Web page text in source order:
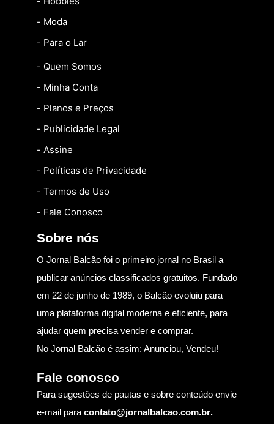
- Moda
- Para o Lar
- Quem Somos
- Minha Conta
- Planos e Preços
- Publicidade Legal
- Assine
- Políticas de Privacidade
- Termos de Uso
- Fale Conosco
Sobre nós
O Jornal Balcão foi o primeiro jornal no Brasil a
publicar anúncios classificados gratuitos. Fundado
em 22 de junho de 1989, o Balcão evoluiu para
uma plataforma digital moderna e eficiente, para
ajudar quem precisa vender e comprar.
No Jornal Balcão é assim: Anunciou, Vendeu!
Fale conosco
Para sugestões de pautas e sobre conteúdo envie
e-mail paracontato@jornalbalcao.com.br.